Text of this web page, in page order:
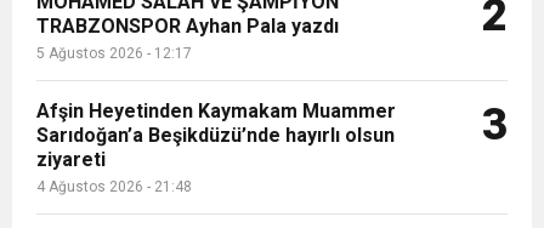
TRABZONSPOR Ayhan Pala yazdı
5 Ağustos 2026 - 12:17
2
Afşin Heyetinden Kaymakam Muammer
Sarıdoğan’a Beşikdüzü’nde hayırlı olsun
ziyareti
4 Ağustos 2026 - 21:48
3